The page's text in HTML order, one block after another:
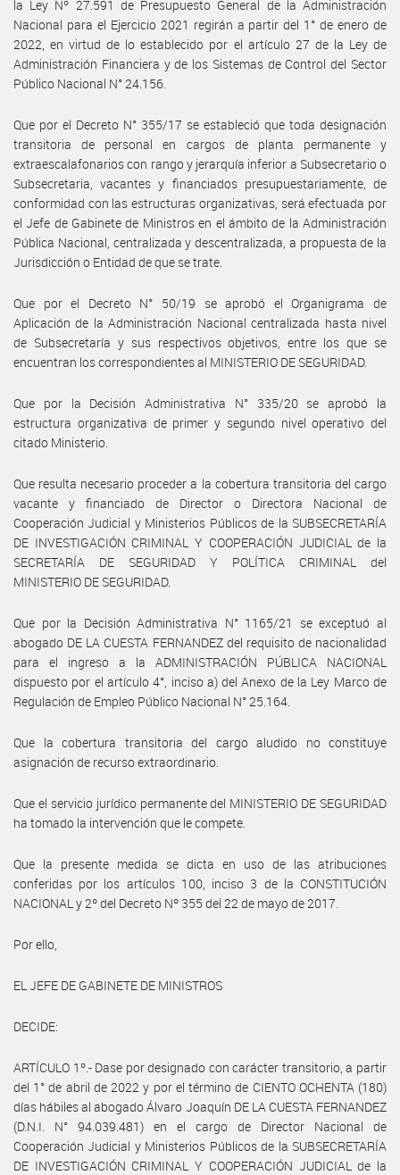
la Ley Nº 27.591 de Presupuesto General de la Administración
Nacional para el Ejercicio 2021 regirán a partir del 1° de enero de
2022, en virtud de lo establecido por el artículo 27 de la Ley de
Administración Financiera y de los Sistemas de Control del Sector
Público Nacional N° 24.156.
Que por el Decreto N° 355/17 se estableció que toda designación
transitoria de personal en cargos de planta permanente y
extraescalafonarios con rango y jerarquía inferior a Subsecretario o
Subsecretaria, vacantes y financiados presupuestariamente, de
conformidad con las estructuras organizativas, será efectuada por
el Jefe de Gabinete de Ministros en el ámbito de la Administración
Pública Nacional, centralizada y descentralizada, a propuesta de la
Jurisdicción o Entidad de que se trate.
Que por el Decreto N° 50/19 se aprobó el Organigrama de
Aplicación de la Administración Nacional centralizada hasta nivel
de Subsecretaría y sus respectivos objetivos, entre los que se
encuentran los correspondientes al MINISTERIO DE SEGURIDAD.
Que por la Decisión Administrativa N° 335/20 se aprobó la
estructura organizativa de primer y segundo nivel operativo del
citado Ministerio.
Que resulta necesario proceder a la cobertura transitoria del cargo
vacante y financiado de Director o Directora Nacional de
Cooperación Judicial y Ministerios Públicos de la SUBSECRETARÍA
DE INVESTIGACIÓN CRIMINAL Y COOPERACIÓN JUDICIAL de la
SECRETARÍA DE SEGURIDAD Y POLÍTICA CRIMINAL del
MINISTERIO DE SEGURIDAD.
Que por la Decisión Administrativa N° 1165/21 se exceptuó al
abogado DE LA CUESTA FERNANDEZ del requisito de nacionalidad
para el ingreso a la ADMINISTRACIÓN PÚBLICA NACIONAL
dispuesto por el artículo 4°, inciso a) del Anexo de la Ley Marco de
Regulación de Empleo Público Nacional N° 25.164.
Que la cobertura transitoria del cargo aludido no constituye
asignación de recurso extraordinario.
Que el servicio jurídico permanente del MINISTERIO DE SEGURIDAD
ha tomado la intervención que le compete.
Que la presente medida se dicta en uso de las atribuciones
conferidas por los artículos 100, inciso 3 de la CONSTITUCIÓN
NACIONAL y 2º del Decreto Nº 355 del 22 de mayo de 2017.
Por ello,
EL JEFE DE GABINETE DE MINISTROS
DECIDE:
ARTÍCULO 1º.- Dase por designado con carácter transitorio, a partir
del 1° de abril de 2022 y por el término de CIENTO OCHENTA (180)
días hábiles al abogado Álvaro Joaquín DE LA CUESTA FERNANDEZ
(D.N.I. N° 94.039.481) en el cargo de Director Nacional de
Cooperación Judicial y Ministerios Públicos de la SUBSECRETARÍA
DE INVESTIGACIÓN CRIMINAL Y COOPERACIÓN JUDICIAL de la